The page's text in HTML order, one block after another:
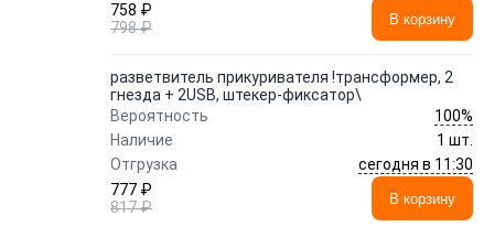
758 ₽
798 ₽
В корзину
разветвитель прикуривателя !трансформер, 2
гнезда + 2USB, штекер-фиксатор\
Вероятность
100%
Наличие
1 шт.
Отгрузка
сегодня в 11:30
777 ₽
817 ₽
В корзину